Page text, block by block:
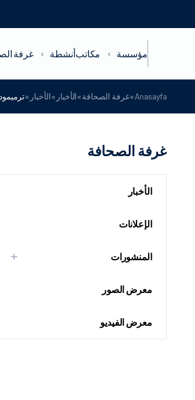
مؤسسة مكاتبأنشطة غرفة
Anasayfa
»غرفة الصحافة»الأخبار »الأخبار »
غرفة الصحافة
الأخبار
الإعلانات
المنشورات
معرض الصور
معرض الفيديو